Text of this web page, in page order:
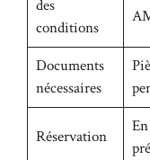
des
conditions
Documents
nécessaires
Réservation